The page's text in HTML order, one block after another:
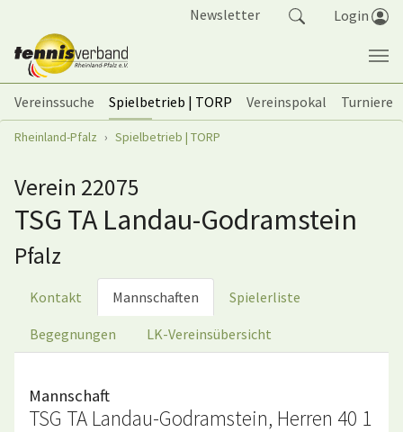
Newsletter Login
Vereinssuche Spielbetrieb | TORP Vereinspokal
Turniere
Sie sind hier:
Rheinland-Pfalz Spielbetrieb | TORP
Verein 22075
TSG TA Landau-Godramstein
Pfalz
Kontakt Mannschaften Spielerliste
Begegnungen LK-Vereinsübersicht
Mannschaft
TSG TA Landau-Godramstein, Herren 40 1